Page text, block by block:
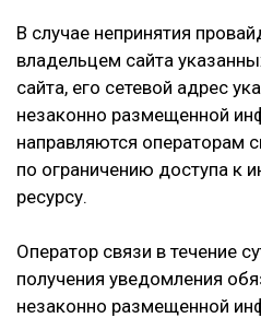
В случае непринятия
владельцем сайта
сайта, его сетевой адрес
незаконно размещенной
направляются операторам
по ограничению доступа к
ресурсу.
Оператор связи в течение
получения уведомления
незаконно размещенной